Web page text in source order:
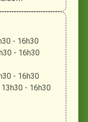
- 16h30
- 16h30
- 16h30
- 16h30